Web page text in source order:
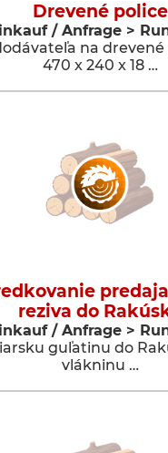
Drevené police
/ Anfrage >
na
470 x 240 x 18 …
reziva do
/ Anfrage >
guľatinu do
vlákninu …